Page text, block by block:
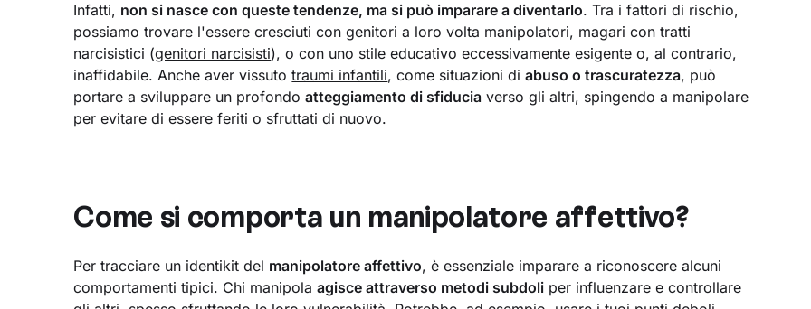
Infatti, non si nasce con queste tendenze, ma si può imparare a diventarlo. Tra i fattori di rischio,
possiamo trovare l'essere cresciuti con genitori a loro volta manipolatori, magari con tratti
narcisistici (genitori narcisisti), o con uno stile educativo eccessivamente esigente o, al contrario,
inaffidabile. Anche aver vissutotraumi infantili, come situazioni diabuso o trascuratezza, può
portare a sviluppare un profondoatteggiamento di sfiducia verso gli altri, spingendo a manipolare
per evitare di essere feriti o sfruttati di nuovo.
Come si comporta un manipolatore affettivo?
Per tracciare un identikit del manipolatore affettivo, è essenziale imparare a riconoscere alcuni
comportamenti tipici. Chi manipolaagisce attraverso metodi subdoli per influenzare e controllare